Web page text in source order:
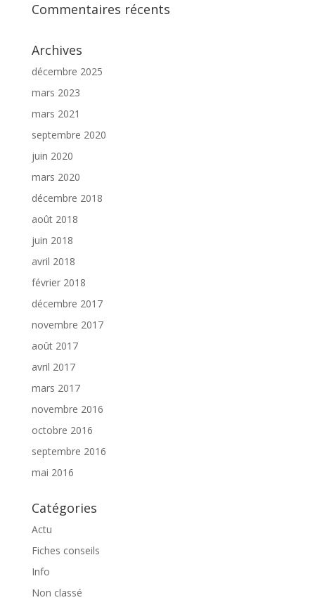
Commentaires récents
Archives
décembre 2025
mars 2023
mars 2021
septembre 2020
juin 2020
mars 2020
décembre 2018
août 2018
juin 2018
avril 2018
février 2018
décembre 2017
novembre 2017
août 2017
avril 2017
mars 2017
novembre 2016
octobre 2016
septembre 2016
mai 2016
Catégories
Actu
Fiches conseils
Info
Non classé